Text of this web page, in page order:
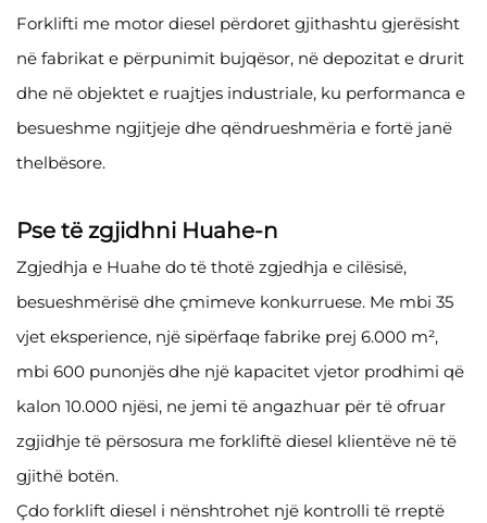
Forklifti me motor diesel përdoret gjithashtu gjerësisht
në fabrikat e përpunimit bujqësor, në depozitat e drurit
dhe në objektet e ruajtjes industriale, ku performanca e
besueshme ngjitjeje dhe qëndrueshmëria e fortë janë
thelbësore.
Pse të zgjidhni Huahe-n
Zgjedhja e Huahe do të thotë zgjedhja e cilësisë,
besueshmërisë dhe çmimeve konkurruese. Me mbi 35
vjet eksperience, një sipërfaqe fabrike prej 6.000 m²,
mbi 600 punonjës dhe një kapacitet vjetor prodhimi që
kalon 10.000 njësi, ne jemi të angazhuar për të ofruar
zgjidhje të përsosura me forkliftë diesel klientëve në të
gjithë botën.
Çdo forklift diesel i nënshtrohet një kontrolli të rreptë